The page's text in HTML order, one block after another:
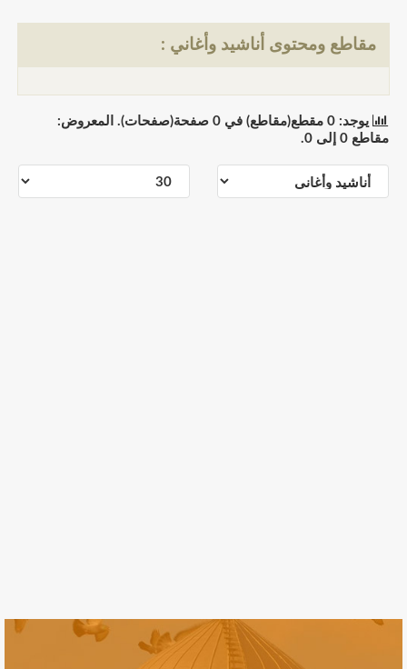
مقاطع ومحتوى أناشيد وأغاني :
يوجد: 0 مقطع(مقاطع) في 0 صفحة(صفحات). المعروض:
مقاطع 0 إلى 0.